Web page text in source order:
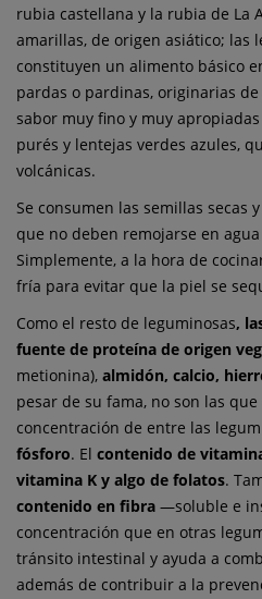
rubia castellana y la rubia de La
amarillas, de origen asiático; las
constituyen un alimento básico
pardas o pardinas, originarias
sabor muy fino y muy
purés y lentejas verdes azules,
volcánicas.
Se consumen las semillas secas
que no deben remojarse en
Simplemente, a la hora de
fría para evitar que la piel se
Como el resto de leguminosas,
fuente de proteína de origen
metionina), almidón, calcio,
pesar de su fama, no son las
concentración de entre las
fósforo. El contenido de
vitamina K y algo de folatos.
contenido en fibra —soluble e
concentración que en otras
tránsito intestinal y ayuda a
además de contribuir a la